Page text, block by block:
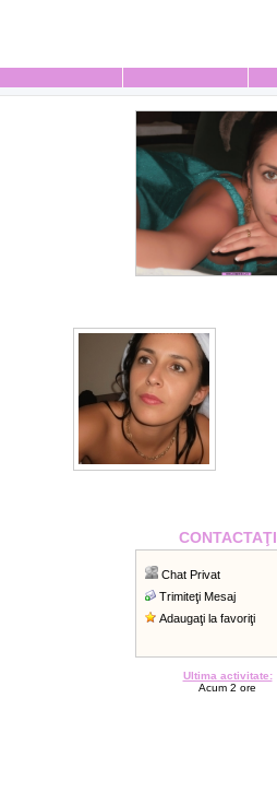
CONTACTAŢI
Chat Privat
Trimiteţi Mesaj
Adaugaţi la favoriţi
Ultima activitate:
Acum 2 ore